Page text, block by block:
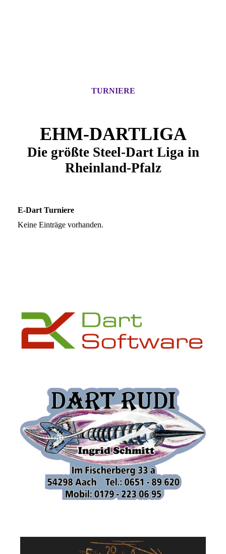
TURNIERE
EHM-DARTLIGA
Die größte Steel-Dart Liga in
Rheinland-Pfalz
E-Dart Turniere
Keine Einträge vorhanden.